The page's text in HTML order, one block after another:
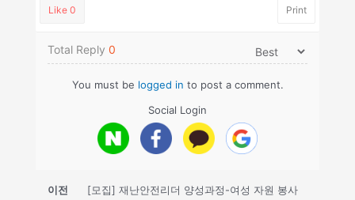
Like 0 Print
Total Reply 0
You must be logged in to post a comment.
Social Login
이전
[모집] 재난안전리더 양성과정-여성 자원 봉사